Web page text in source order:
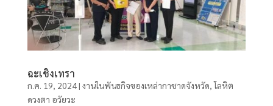
ฉะเชิงเทรา
ก.ค. 19, 2024| งานในพันธกิจของเหล่ากาชาดจังหวัด,โลหิต
ดวงตา อวัยวะ